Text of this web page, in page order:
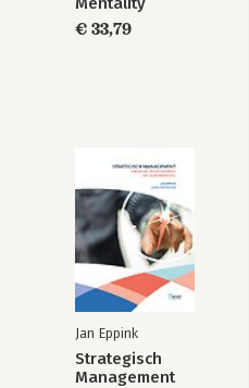
€ 33,79
Jan Eppink
Strategisch
Management